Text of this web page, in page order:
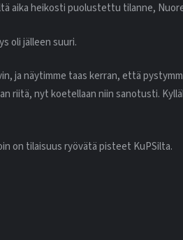
aika heikosti puolustettu tilanne,
oli jälleen suuri.
ja näytimme taas kerran, että
riitä, nyt koetellaan niin sanotusti.
on tilaisuus ryövätä pisteet KuPSilta.